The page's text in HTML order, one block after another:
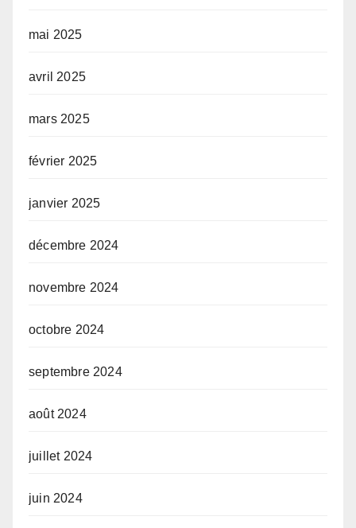
mai 2025
avril 2025
mars 2025
février 2025
janvier 2025
décembre 2024
novembre 2024
octobre 2024
septembre 2024
août 2024
juillet 2024
juin 2024